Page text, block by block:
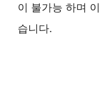
이 불가능 하며
습니다.